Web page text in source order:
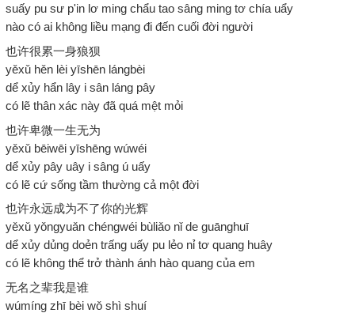
suấy pu sư p'in lơ ming chẩu tao sâng ming tơ chía uẩy
nào có ai không liều mạng đi đến cuối đời người
也许很累一身狼狈
yěxǔ hěn lèi yīshēn lángbèi
dể xủy hẩn lây i sân láng pây
có lẽ thân xác này đã quá mệt mỏi
也许卑微一生无为
yěxǔ bēiwēi yīshēng wúwéi
dể xủy pây uây i sâng ú uấy
có lẽ cứ sống tầm thường cả một đời
也许永远成为不了你的光辉
yěxǔ yǒngyuǎn chéngwéi bùliǎo nǐ de guānghuī
dể xủy dủng doẻn trấng uấy pu lẻo nỉ tơ quang huây
có lẽ không thể trở thành ánh hào quang của em
无名之辈我是谁
wúmíng zhī bèi wǒ shì shuí